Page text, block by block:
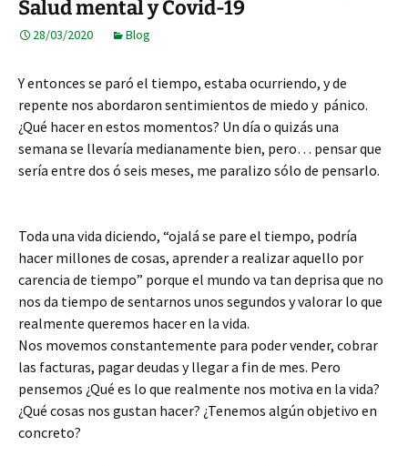
Salud mental y Covid-19
28/03/2020 Blog
Y entonces se paró el tiempo, estaba ocurriendo, y de
repente nos abordaron sentimientos de miedo y pánico.
¿Qué hacer en estos momentos? Un día o quizás una
semana se llevaría medianamente bien, pero… pensar que
sería entre dos ó seis meses, me paralizo sólo de pensarlo.
Toda una vida diciendo, “ojalá se pare el tiempo, podría
hacer millones de cosas, aprender a realizar aquello por
carencia de tiempo” porque el mundo va tan deprisa que no
nos da tiempo de sentarnos unos segundos y valorar lo que
realmente queremos hacer en la vida.
Nos movemos constantemente para poder vender, cobrar
las facturas, pagar deudas y llegar a fin de mes. Pero
pensemos ¿Qué es lo que realmente nos motiva en la vida?
¿Qué cosas nos gustan hacer? ¿Tenemos algún objetivo en
concreto?